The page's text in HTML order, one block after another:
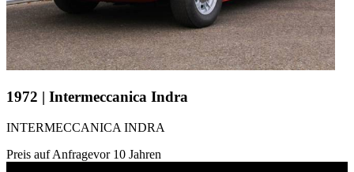
1972 | Intermeccanica Indra
INTERMECCANICA INDRA
Preis auf Anfragevor 10 Jahren